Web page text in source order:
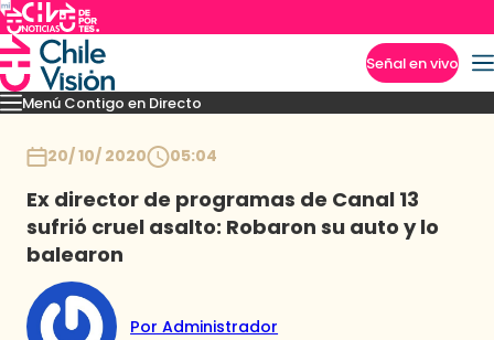
Señal en vivo
Menú Contigo en Directo
Momentos Novedades
20/ 10/ 2020 05:04
Ex director de programas de Canal 13
sufrió cruel asalto: Robaron su auto y lo
balearon
Por Administrador
Imperdibles